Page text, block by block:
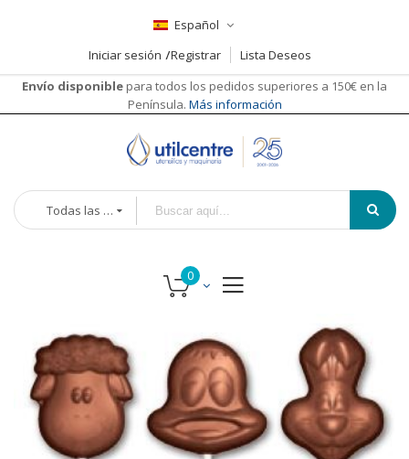
Español
Iniciar sesión
Registrar
Lista Deseos
Envío disponible para todos los pedidos superiores a 150€ en la
Península. Más información
Todas las categorías
final
galería
imágenes